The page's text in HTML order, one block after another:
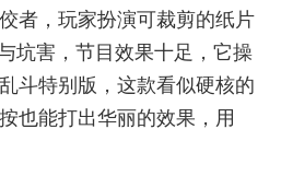
者，玩家扮演可裁剪的纸片
坑害，节目效果十足，它操
斗特别版，这款看似硬核的
也能打出华丽的效果，用